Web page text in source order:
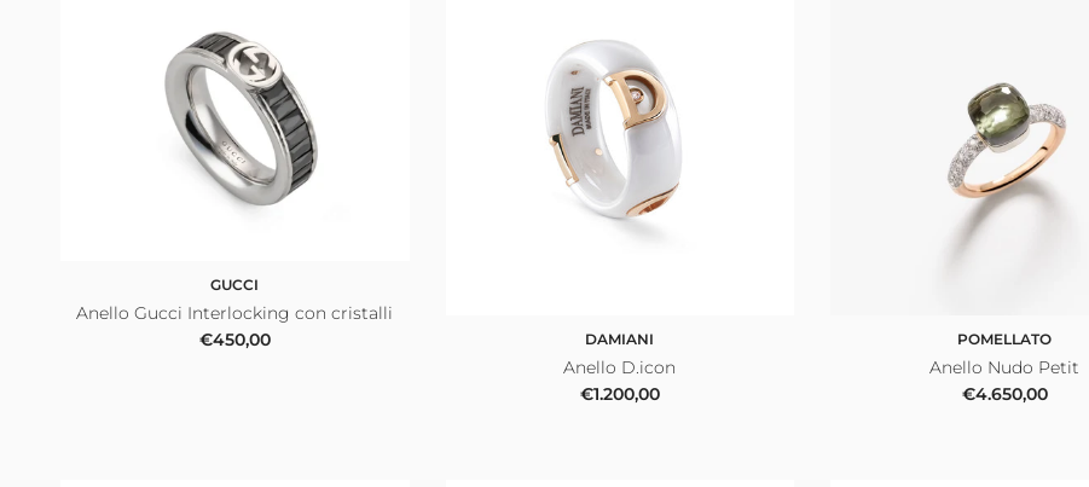
GUCCI
Anello Gucci Interlocking con cristalli
Prezzo normale
€450,00 DAMIANI
Anello D.icon
Prezzo normale
€1.200,00
POMELLATO
Anello Nudo Petit
Prezzo normale
€4.650,00